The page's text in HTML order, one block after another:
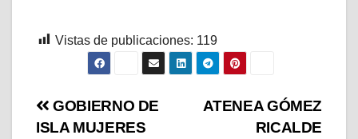
Vistas de publicaciones: 119
ATENEA GÓMEZ
RICALDE
GOBIERNO DE
ISLA MUJERES